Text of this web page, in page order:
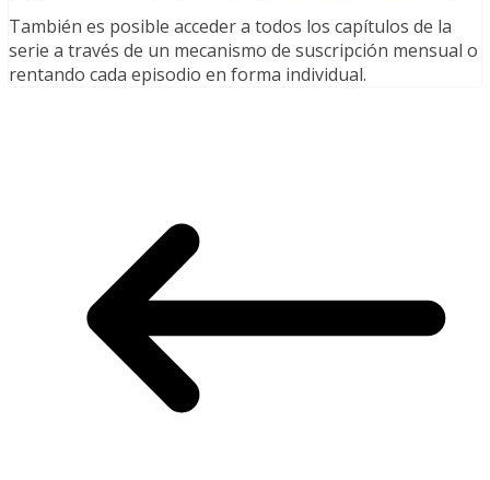
También es posible acceder a todos los capítulos de la
serie a través de un mecanismo de suscripción mensual o
rentando cada episodio en forma individual.